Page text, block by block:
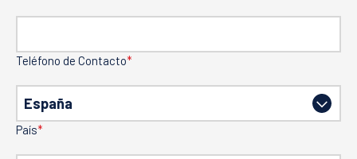
Teléfono de Contacto*
País*